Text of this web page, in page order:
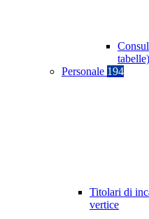
tabelle)
Personale 194
Titolari di
vertice